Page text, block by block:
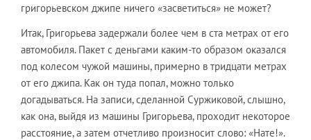
григорьевском джипе ничего «засветиться» не может?
Итак, Григорьева задержали более чем в ста метрах от его
автомобиля. Пакет с деньгами каким-то образом оказался
под колесом чужой машины, примерно в тридцати метрах
от его джипа. Как он туда попал, можно только
догадываться. На записи, сделанной Суржиковой, слышно,
как она, выйдя из машины Григорьева, проходит некоторое
расстояние, а затем отчетливо произносит слово: «Нате!».